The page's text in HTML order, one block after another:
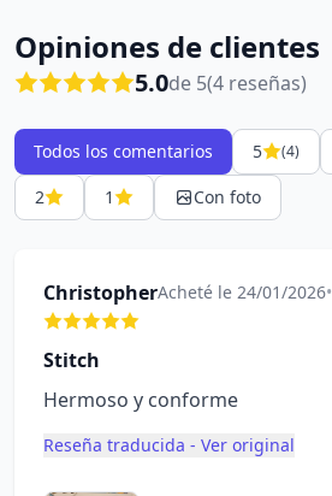
Opiniones de clientes
5.0de 5(4 reseñas)
Todos los comentarios 5 (4)
2
1 Con foto
ChristopherAcheté le 24/01/2026•
Stitch
Hermoso y conforme
Reseña traducida - Ver original